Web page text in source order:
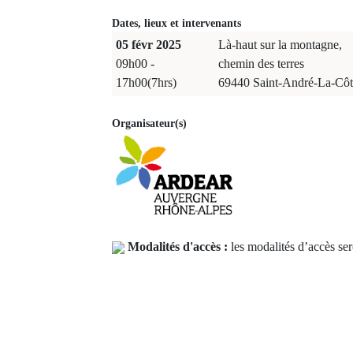
Dates, lieux et intervenants
05 févr 2025
09h00 -
17h00(7hrs)
Là-haut sur la montagne,
chemin des terres
69440 Saint-André-La-
Organisateur(s)
Modalités d'accès : les modalités d’accès